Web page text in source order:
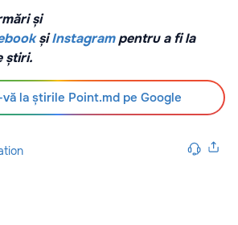
și
șiInstagrampentru a fi la
știri.
la știrile Point.md pe Google